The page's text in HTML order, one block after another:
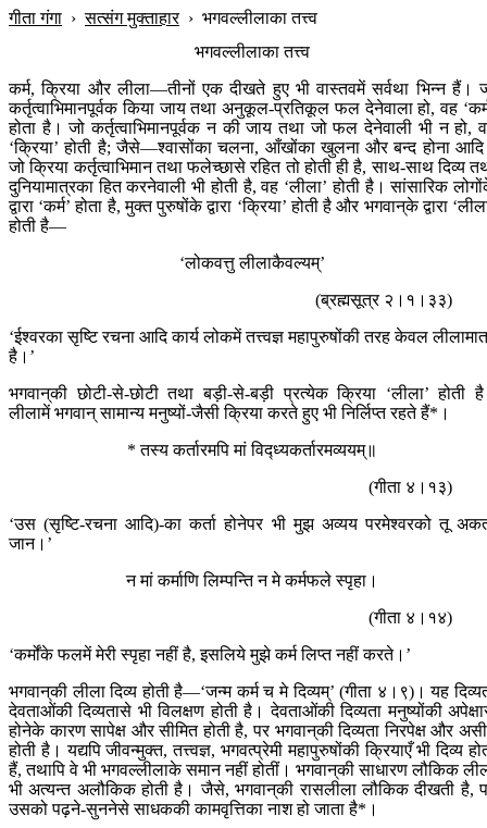
गीता गंगा ›सत्संग मुक्ताहार› भगवल्लीलाका तत्त्व
भगवल्लीलाका तत्त्व
कर्म, क्रिया और लीला—तीनों एक दीखते हुए भी वास्तवमें सर्वथा भिन्न हैं।
कर्तृत्वाभिमानपूर्वक किया जाय तथा अनुकूल-प्रतिकूल फल देनेवाला हो, वह
होता है। जो कर्तृत्वाभिमानपूर्वक न की जाय तथा जो फल देनेवाली भी न हो,
‘क्रिया’ होती है; जैसे—श्वासोंका चलना, आँखोंका खुलना और बन्द होना
जो क्रिया कर्तृत्वाभिमान तथा फलेच्छासे रहित तो होती ही है, साथ-साथ दिव्य
दुनियामात्रका हित करनेवाली भी होती है, वह ‘लीला’ होती है। सांसारिक
द्वारा ‘कर्म’ होता है, मुक्त पुरुषोंके द्वारा ‘क्रिया’ होती है और भगवान‍्के द्वारा
होती है—
‘लोकवत्तु लीलाकैवल्यम्’
(ब्रह्मसूत्र २।१।३३)
‘ईश्वरका सृष्टि रचना आदि कार्य लोकमें तत्त्वज्ञ महापुरुषोंकी तरह केवल
है।’
भगवान‍्की छोटी-से-छोटी तथा बड़ी-से-बड़ी प्रत्येक क्रिया ‘लीला’ होती
लीलामें भगवान‍् सामान्य मनुष्यों-जैसी क्रिया करते हुए भी निर्लिप्त रहते हैं*।
* तस्य कर्तारमपि मां विद्‍ध्यकर्तारमव्ययम्॥
(गीता ४।१३)
‘उस (सृष्टि-रचना आदि)-का कर्ता होनेपर भी मुझ अव्यय परमेश्वरको तू
जान।’
न मां कर्माणि लिम्पन्ति न मे कर्मफले स्पृहा।
(गीता ४।१४)
‘कर्मोंके फलमें मेरी स्पृहा नहीं है, इसलिये मुझे कर्म लिप्त नहीं करते।’
भगवान‍्की लीला दिव्य होती है—‘जन्म कर्म च मे दिव्यम्’ (गीता ४।९)। यह
देवताओंकी दिव्यतासे भी विलक्षण होती है। देवताओंकी दिव्यता मनुष्योंकी
होनेके कारण सापेक्ष और सीमित होती है, पर भगवान‍्की दिव्यता निरपेक्ष और
होती है। यद्यपि जीवन्मुक्त, तत्त्वज्ञ, भगवत्प्रेमी महापुरुषोंकी क्रियाएँ भी दिव्य
हैं, तथापि वे भी भगवल्लीलाके समान नहीं होतीं। भगवान‍्की साधारण लौकिक
भी अत्यन्त अलौकिक होती है। जैसे, भगवान‍्की रासलीला लौकिक दीखती है,
उसको पढ़ने-सुननेसे साधककी कामवृत्तिका नाश हो जाता है*।